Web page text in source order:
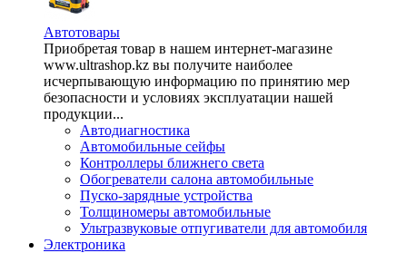
Автотовары
Приобретая товар в нашем интернет-магазине
www.ultrashop.kz вы получите наиболее
исчерпывающую информацию по принятию мер
безопасности и условиях эксплуатации нашей
продукции...
Автодиагностика
Автомобильные сейфы
Контроллеры ближнего света
Обогреватели салона автомобильные
Пуско-зарядные устройства
Толщиномеры автомобильные
Ультразвуковые отпугиватели для автомобиля
Электроника